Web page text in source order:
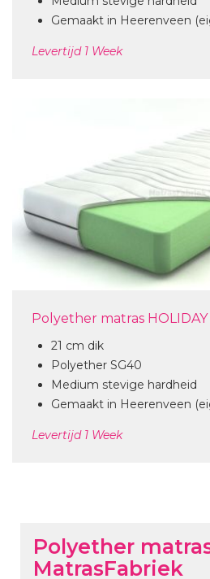
Gemaakt in Heerenveen
Levertijd 1 Week
Polyether matras HOLIDAY
21 cm dik
Polyether SG40
Medium stevige hardheid
Gemaakt in Heerenveen
Levertijd 1 Week
Polyether
MatrasFabriek